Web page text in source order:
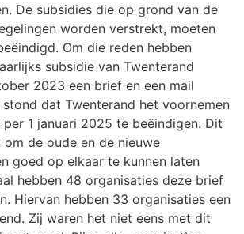
De subsidies die op grond van de
worden verstrekt, moeten
Om die reden hebben
subsidie van Twenterand
2023 een brief en een mail
dat Twenterand het voornemen
1 januari 2025 te beëindigen. Dit
de oude en de nieuwe
goed op elkaar te kunnen laten
hebben 48 organisaties deze brief
Hiervan hebben 33 organisaties een
Zij waren het niet eens met dit